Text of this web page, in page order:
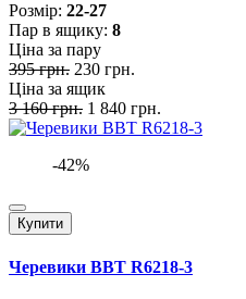
Розмiр: 22-27
Пар в ящику: 8
Ціна за пару
395 грн. 230 грн.
Ціна за ящик
3 160 грн. 1 840 грн.
-42%
Купити
Черевики BBT R6218-3